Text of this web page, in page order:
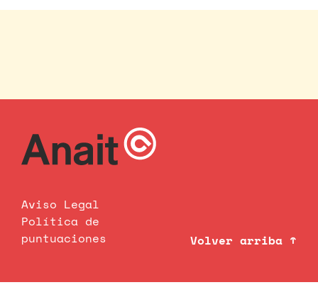
Aviso Legal
Política de
puntuaciones
Volver arriba ↑